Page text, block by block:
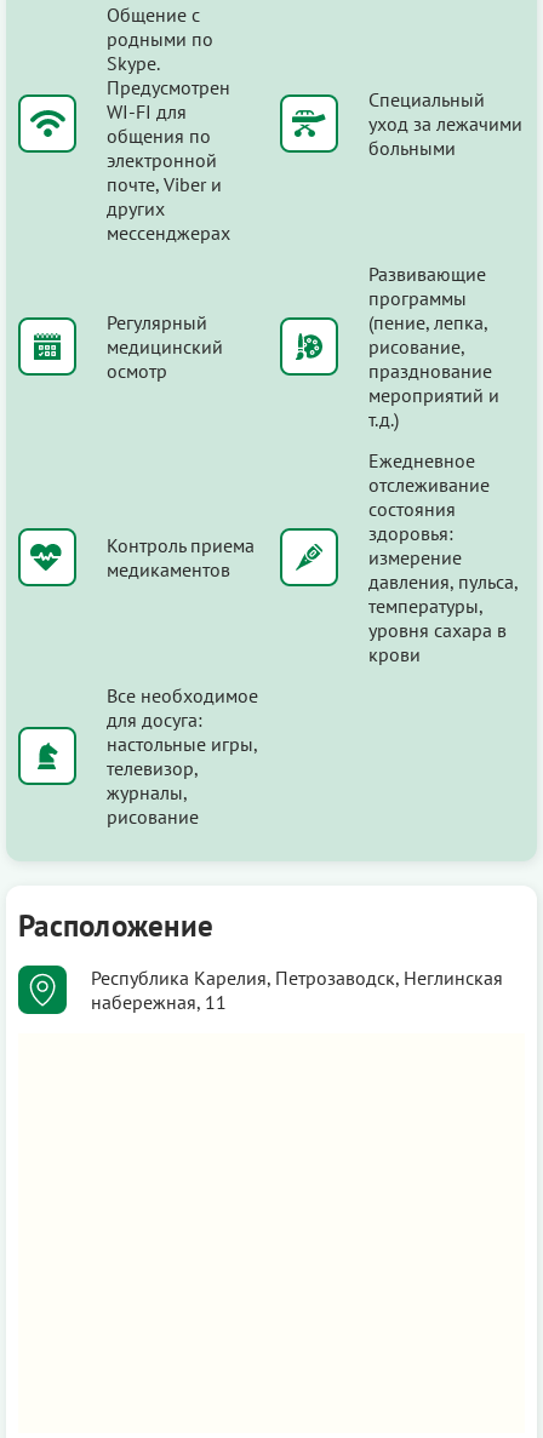
Общение с
родными по
Skype.
Предусмотрен
WI-FI для
общения по
электронной
почте, Viber и
других
мессенджерах
Специальный
уход за лежачими
больными
Регулярный
медицинский
осмотр
Развивающие
программы
(пение, лепка,
рисование,
празднование
мероприятий и
т.д.)
Контроль приема
медикаментов
Ежедневное
отслеживание
состояния
здоровья:
измерение
давления, пульса,
температуры,
уровня сахара в
крови
Все необходимое
для досуга:
настольные игры,
телевизор,
журналы,
рисование
Расположение
Республика Карелия, Петрозаводск, Неглинская
набережная, 11